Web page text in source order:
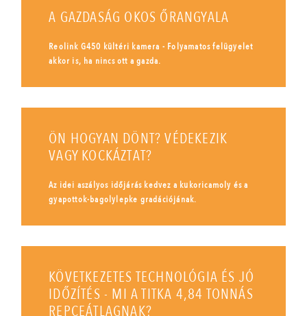
A GAZDASÁG OKOS ŐRANGYALA
Reolink G450 kültéri kamera - Folyamatos felügyelet
akkor is, ha nincs ott a gazda.
ÖN HOGYAN DÖNT? VÉDEKEZIK
VAGY KOCKÁZTAT?
Az idei aszályos időjárás kedvez a kukoricamoly és a
gyapottok-bagolylepke gradációjának.
KÖVETKEZETES TECHNOLÓGIA ÉS JÓ
IDŐZÍTÉS - MI A TITKA 4,84 TONNÁS
REPCEÁTLAGNAK?